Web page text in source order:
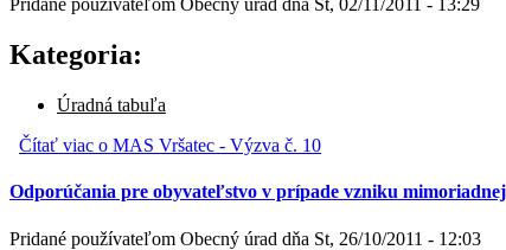
Pridané používateľom Obecný úrad dňa St, 02/11/2011 - 13:29
Kategoria:
Úradná tabuľa
Čítať viac o MAS Vršatec - Výzva č. 10
Odporúčania pre obyvateľstvo v prípade vzniku
Pridané používateľom Obecný úrad dňa St, 26/10/2011 - 12:03